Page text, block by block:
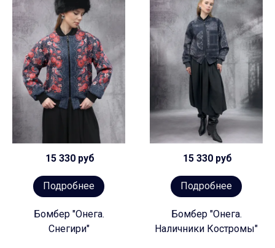
15 330 руб
Подробнее
Бомбер "Онега.
Снегири"
15 330 руб
Подробнее
Бомбер "Онега.
Наличники Костромы"